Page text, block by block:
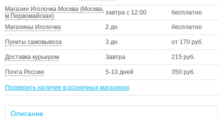
Магазин Иголочка Москва (Москва,
м.Первомайская)
завтра с 12:00 бесплатно
Магазины Иголочка 2 дн. бесплатно
Пункты самовывоза 3 дн. от 170 руб.
Доставка курьером Завтра 215 руб.
Почта России 5-10 дней 350 руб.
Проверить наличие в розничных магазинах
Описание